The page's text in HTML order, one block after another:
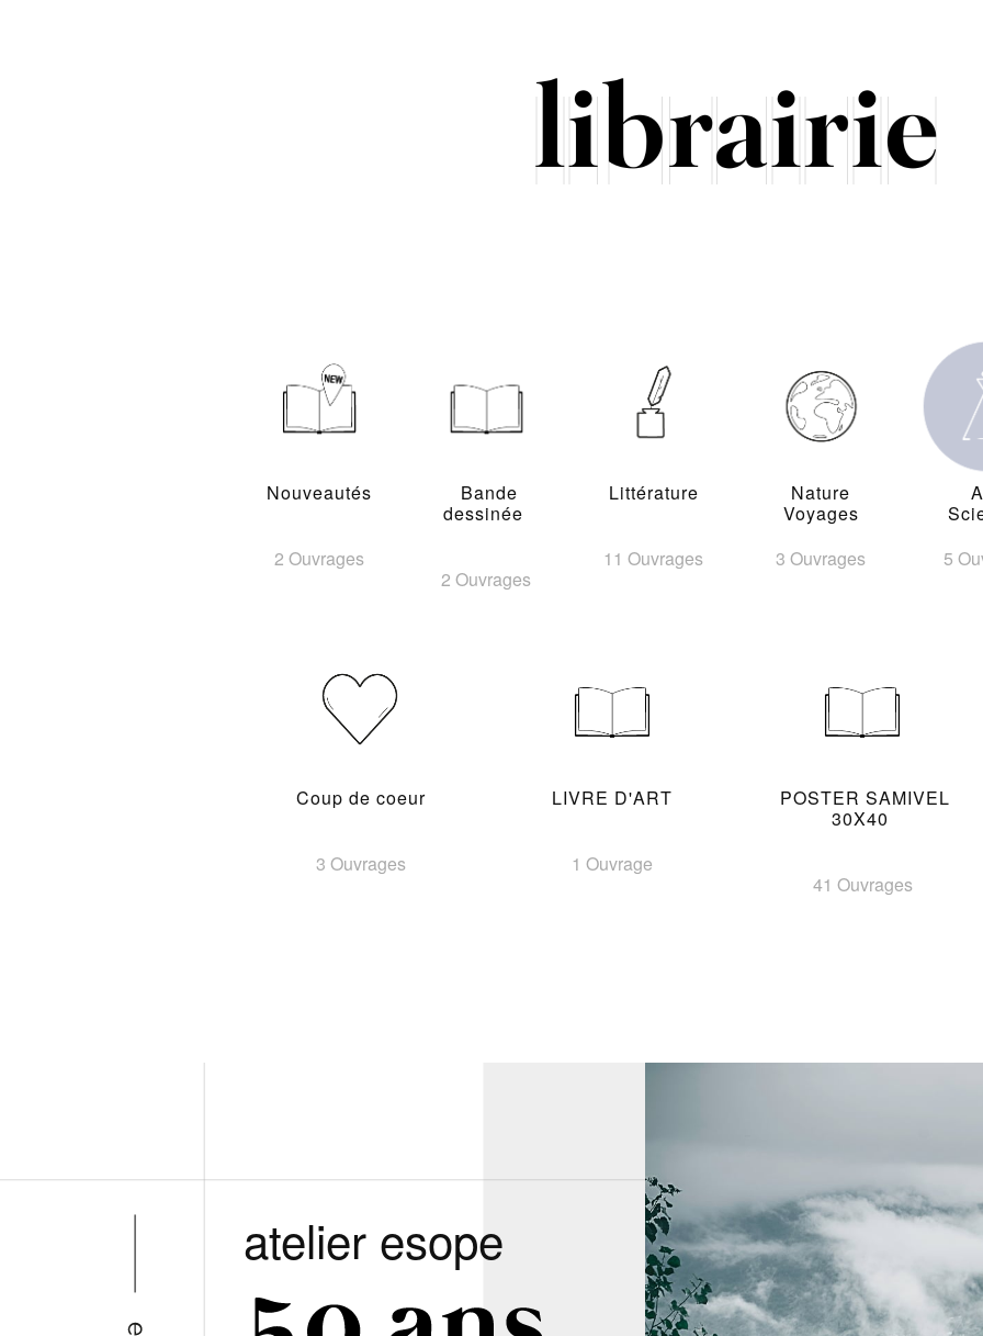
Nouveautés
2 Ouvrages
Bande
dessinée
2 Ouvrages
Littérature
11 Ouvrages
Nature
Voyages
3 Ouvrages
5
Coup de coeur
3 Ouvrages
LIVRE D'ART
1 Ouvrage
POSTER SAMIVEL
30X40
41 Ouvrages
atelier esope